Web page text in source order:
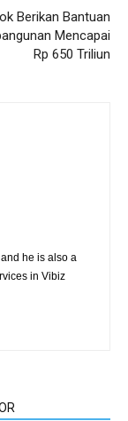
Berikan Bantuan
Mencapai
Rp 650 Triliun
he is also a
in Vibiz